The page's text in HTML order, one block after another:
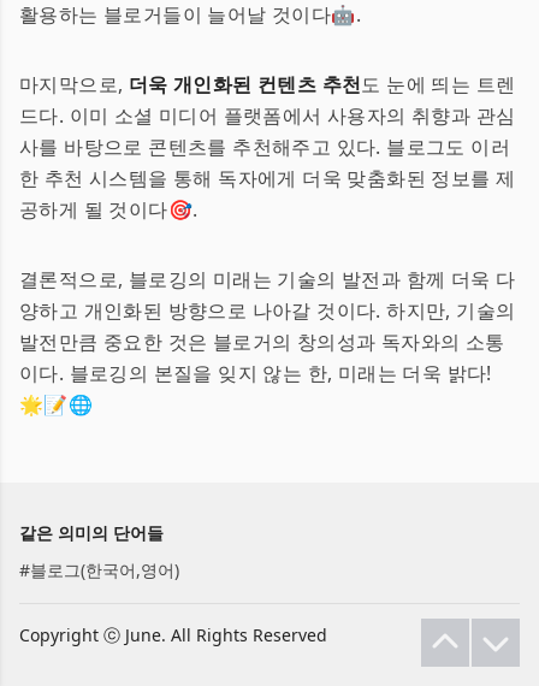
활용하는 블로거들이 늘어날 것이다🤖.
마지막으로, 더욱 개인화된 컨텐츠 추천도 눈에 띄는 트렌
드다. 이미 소셜 미디어 플랫폼에서 사용자의 취향과 관심
사를 바탕으로 콘텐츠를 추천해주고 있다. 블로그도 이러
한 추천 시스템을 통해 독자에게 더욱 맞춤화된 정보를 제
공하게 될 것이다🎯.
결론적으로, 블로깅의 미래는 기술의 발전과 함께 더욱 다
양하고 개인화된 방향으로 나아갈 것이다. 하지만, 기술의
발전만큼 중요한 것은 블로거의 창의성과 독자와의 소통
이다. 블로깅의 본질을 잊지 않는 한, 미래는 더욱 밝다!
🌟📝🌐
같은 의미의 단어들
#블로그(한국어,영어)
Copyright ⓒ June. All Rights Reserved